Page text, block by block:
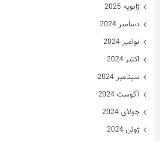
ژانویه 2025
دسامبر 2024
نوامبر 2024
اکتبر 2024
سپتامبر 2024
آگوست 2024
جولای 2024
ژوئن 2024